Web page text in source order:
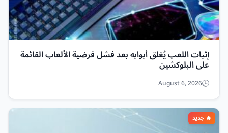
إثبات اللعب يُغلق أبوابه بعد فشل فرضية الألعاب القائمة
على البلوكشين
August 6, 2026